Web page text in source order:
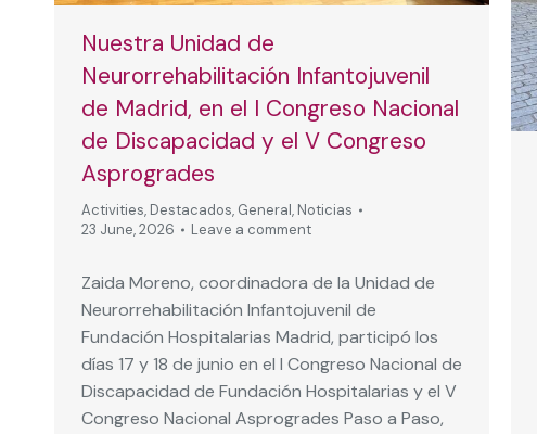
Nuestra Unidad de
Neurorrehabilitación Infantojuvenil
de Madrid, en el I Congreso Nacional
de Discapacidad y el V Congreso
Asprogrades
Activities, Destacados, General, Noticias
23 June, 2026
Leave a comment
Zaida Moreno, coordinadora de la Unidad de
Neurorrehabilitación Infantojuvenil de
Fundación Hospitalarias Madrid, participó los
días 17 y 18 de junio en el I Congreso Nacional de
Discapacidad de Fundación Hospitalarias y el V
Congreso Nacional Asprogrades Paso a Paso,